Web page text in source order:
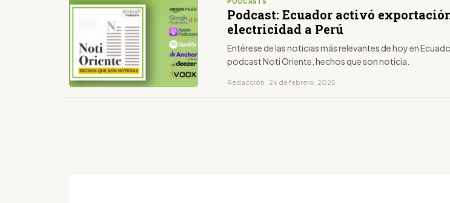
Podcast: Ecuador activó
electricidad a Perú
Entérese de las noticias más relevantes de hoy en
podcast Noti Oriente, hechos que son noticia.
Redacción · 26 de febrero, 2025